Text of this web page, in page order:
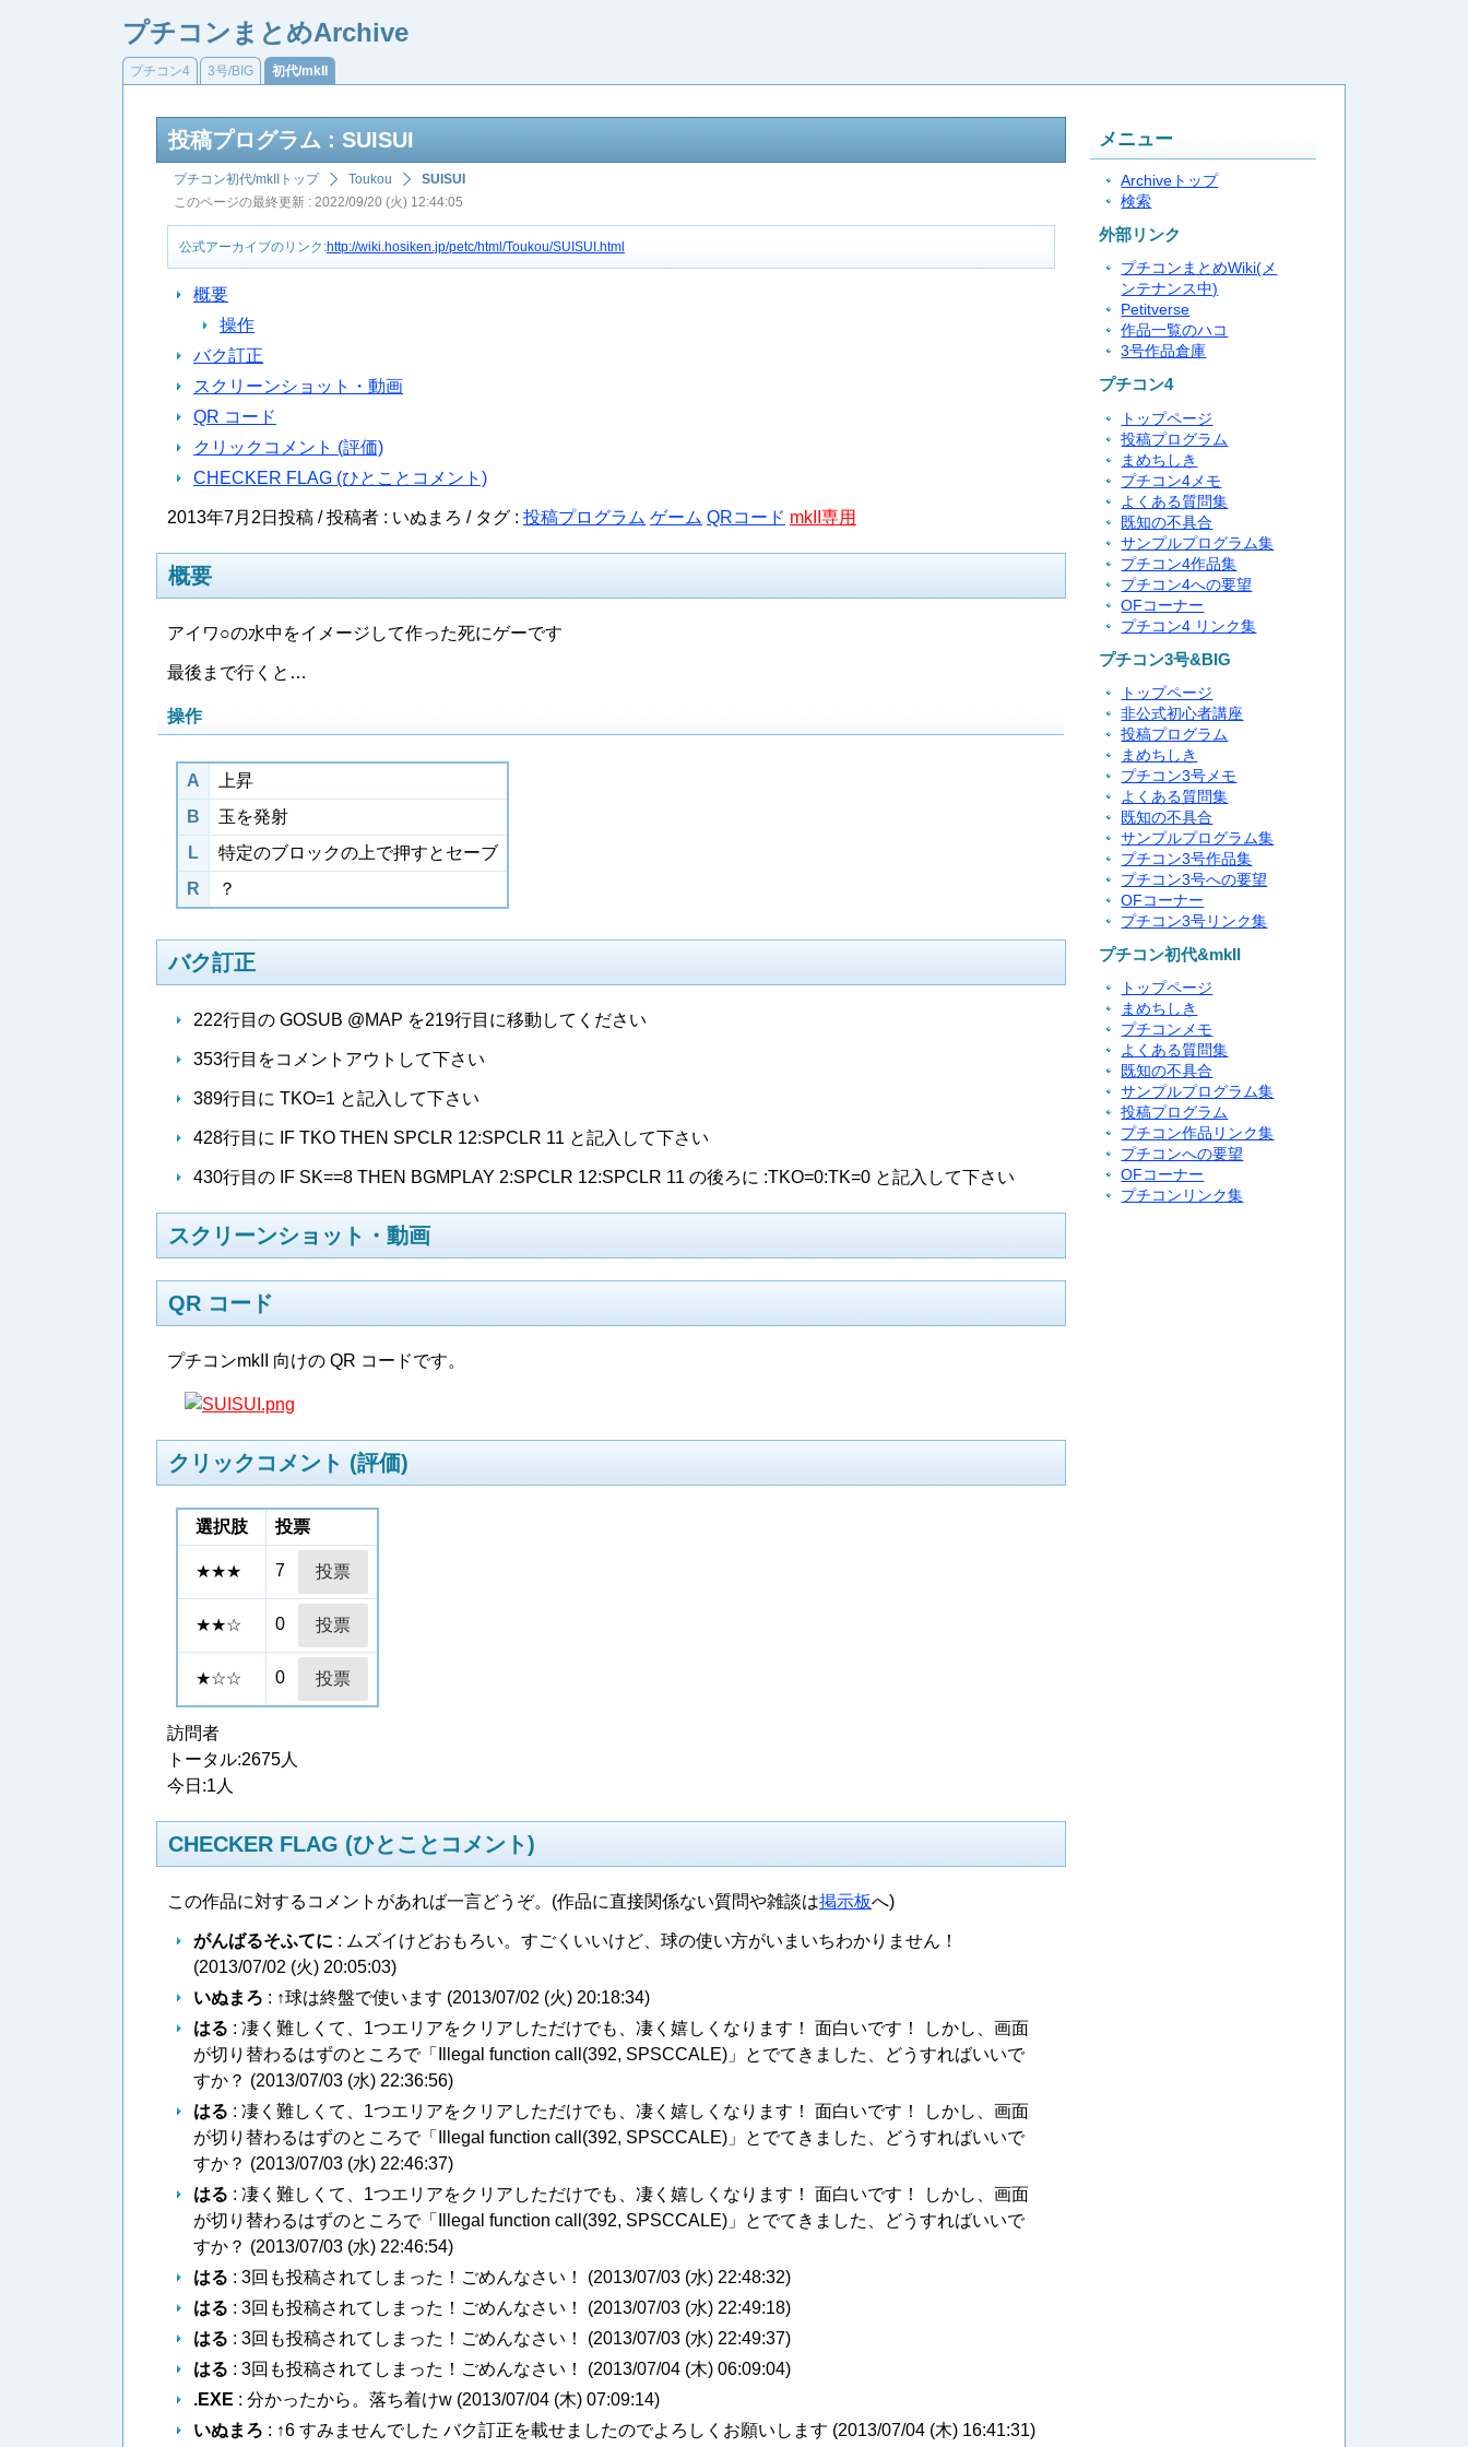
プチコンまとめArchive
プチコン4 3号/BIG 初代/mkII
投稿プログラム : SUISUI
プチコン初代/mkIIトップ Toukou
SUISUI
このページの最終更新 : 2022/09/20 (火) 12:44:05
公式アーカイブのリンク:http://wiki.hosiken.jp/petc/html/Toukou/SUISUI.html
概要
操作
バク訂正
スクリーンショット・動画
QR コード
クリックコメント (評価)
CHECKER FLAG (ひとことコメント)
2013年7月2日投稿 / 投稿者 : いぬまろ / タグ : 投稿プログラム ゲーム QRコード mkII専用
概要
アイワ○の水中をイメージして作った死にゲーです
最後まで行くと…
操作
A
上昇
B
玉を発射
L
特定のブロックの上で押すとセーブ
R
？
バク訂正
222行目の GOSUB @MAP を219行目に移動してください
353行目をコメントアウトして下さい
389行目に TKO=1 と記入して下さい
428行目に IF TKO THEN SPCLR 12:SPCLR 11 と記入して下さい
430行目の IF SK==8 THEN BGMPLAY 2:SPCLR 12:SPCLR 11 の後ろに :TKO=0:TK=0 と記入して下さい
スクリーンショット・動画
QR コード
プチコンmkII 向けの QR コードです。
クリックコメント (評価)
選択肢 投票
★★★ 7
★★☆ 0
★☆☆ 0
訪問者
トータル:2675人
今日:1人
CHECKER FLAG (ひとことコメント)
この作品に対するコメントがあれば一言どうぞ。(作品に直接関係ない質問や雑談は掲示板へ)
がんばるそふてに : ムズイけどおもろい。すごくいいけど、球の使い方がいまいちわかりません！
(2013/07/02 (火) 20:05:03)
いぬまろ : ↑球は終盤で使います (2013/07/02 (火) 20:18:34)
はる : 凄く難しくて、1つエリアをクリアしただけでも、凄く嬉しくなります！ 面白いです！ しかし、画面
が切り替わるはずのところで「Illegal function call(392, SPSCCALE)」とでてきました、どうすればいいで
すか？ (2013/07/03 (水) 22:36:56)
はる : 凄く難しくて、1つエリアをクリアしただけでも、凄く嬉しくなります！ 面白いです！ しかし、画面
が切り替わるはずのところで「Illegal function call(392, SPSCCALE)」とでてきました、どうすればいいで
すか？ (2013/07/03 (水) 22:46:37)
はる : 凄く難しくて、1つエリアをクリアしただけでも、凄く嬉しくなります！ 面白いです！ しかし、画面
が切り替わるはずのところで「Illegal function call(392, SPSCCALE)」とでてきました、どうすればいいで
すか？ (2013/07/03 (水) 22:46:54)
はる : 3回も投稿されてしまった！ごめんなさい！ (2013/07/03 (水) 22:48:32)
はる : 3回も投稿されてしまった！ごめんなさい！ (2013/07/03 (水) 22:49:18)
はる : 3回も投稿されてしまった！ごめんなさい！ (2013/07/03 (水) 22:49:37)
はる : 3回も投稿されてしまった！ごめんなさい！ (2013/07/04 (木) 06:09:04)
.EXE : 分かったから。落ち着けw (2013/07/04 (木) 07:09:14)
いぬまろ : ↑6 すみませんでした バク訂正を載せましたのでよろしくお願いします (2013/07/04 (木) 16:41:31)
メニュー
Archiveトップ
検索
外部リンク
プチコンまとめWiki(メ
ンテナンス中)
Petitverse
作品一覧のハコ
3号作品倉庫
プチコン4
トップページ
投稿プログラム
まめちしき
プチコン4メモ
よくある質問集
既知の不具合
サンプルプログラム集
プチコン4作品集
プチコン4への要望
OFコーナー
プチコン4 リンク集
プチコン3号&BIG
トップページ
非公式初心者講座
投稿プログラム
まめちしき
プチコン3号メモ
よくある質問集
既知の不具合
サンプルプログラム集
プチコン3号作品集
プチコン3号への要望
OFコーナー
プチコン3号リンク集
プチコン初代&mkII
トップページ
まめちしき
プチコンメモ
よくある質問集
既知の不具合
サンプルプログラム集
投稿プログラム
プチコン作品リンク集
プチコンへの要望
OFコーナー
プチコンリンク集